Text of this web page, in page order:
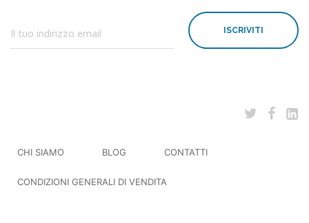
ISCRIVITI
CHI SIAMO BLOG CONTATTI
CONDIZIONI GENERALI DI VENDITA